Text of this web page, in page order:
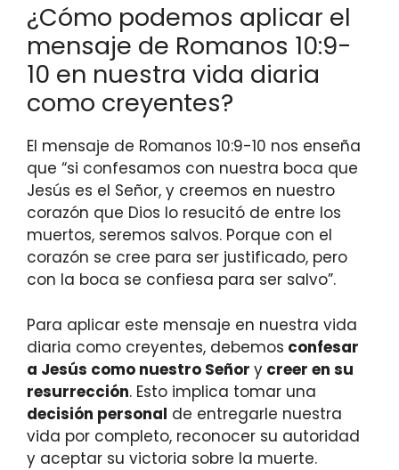
¿Cómo podemos aplicar el
mensaje de Romanos 10:9-
10 en nuestra vida diaria
como creyentes?
El mensaje de Romanos 10:9-10 nos enseña
que “si confesamos con nuestra boca que
Jesús es el Señor, y creemos en nuestro
corazón que Dios lo resucitó de entre los
muertos, seremos salvos. Porque con el
corazón se cree para ser justificado, pero
con la boca se confiesa para ser salvo”.
Para aplicar este mensaje en nuestra vida
diaria como creyentes, debemos confesar
a Jesús como nuestro Señor y creer en su
resurrección. Esto implica tomar una
decisión personal de entregarle nuestra
vida por completo, reconocer su autoridad
y aceptar su victoria sobre la muerte.